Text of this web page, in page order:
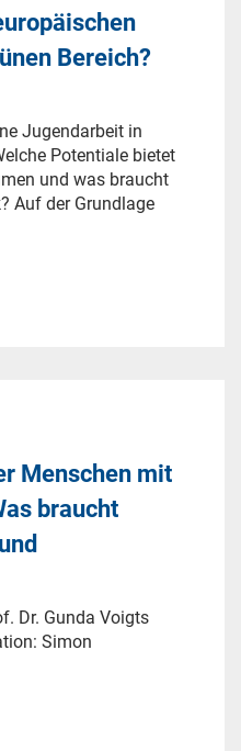
Bereich?
Jugendarbeit in
Potentiale bietet
und was braucht
Auf der Grundlage
Menschen mit
braucht
Dr. Gunda Voigts
Simon